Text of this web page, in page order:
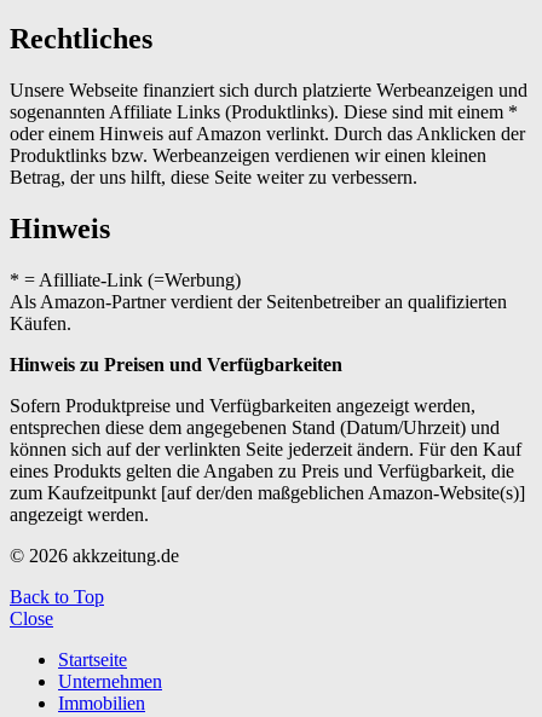
Rechtliches
Unsere Webseite finanziert sich durch platzierte Werbeanzeigen und
sogenannten Affiliate Links (Produktlinks). Diese sind mit einem *
oder einem Hinweis auf Amazon verlinkt. Durch das Anklicken der
Produktlinks bzw. Werbeanzeigen verdienen wir einen kleinen
Betrag, der uns hilft, diese Seite weiter zu verbessern.
Hinweis
* = Afilliate-Link (=Werbung)
Als Amazon-Partner verdient der Seitenbetreiber an qualifizierten
Käufen.
Hinweis zu Preisen und Verfügbarkeiten
Sofern Produktpreise und Verfügbarkeiten angezeigt werden,
entsprechen diese dem angegebenen Stand (Datum/Uhrzeit) und
können sich auf der verlinkten Seite jederzeit ändern. Für den Kauf
eines Produkts gelten die Angaben zu Preis und Verfügbarkeit, die
zum Kaufzeitpunkt [auf der/den maßgeblichen Amazon-Website(s)]
angezeigt werden.
© 2026 akkzeitung.de
Back to Top
Close
Startseite
Unternehmen
Immobilien